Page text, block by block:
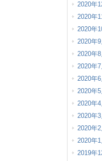
2020年
2020年
2020年
2020年9
2020年8
2020年7
2020年6
2020年5
2020年4
2020年3
2020年2
2020年1
2019年